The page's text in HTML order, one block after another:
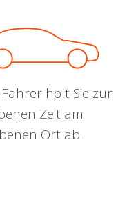
holt Sie zur
Zeit am
Ort ab.